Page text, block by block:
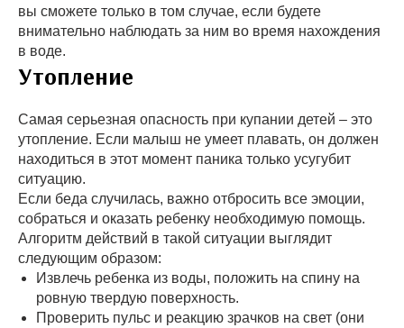
вы сможете только в том случае, если будете
внимательно наблюдать за ним во время нахождения
в воде.
Утопление
Самая серьезная опасность при купании детей – это
утопление. Если малыш не умеет плавать, он должен
находиться в этот момент паника только усугубит
ситуацию.
Если беда случилась, важно отбросить все эмоции,
собраться и оказать ребенку необходимую помощь.
Алгоритм действий в такой ситуации выглядит
следующим образом:
Извлечь ребенка из воды, положить на спину на
ровную твердую поверхность.
Проверить пульс и реакцию зрачков на свет (они